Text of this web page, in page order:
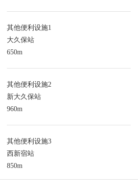
其他便利设施1
大久保站
650m
其他便利设施2
新大久保站
960m
其他便利设施3
西新宿站
850m